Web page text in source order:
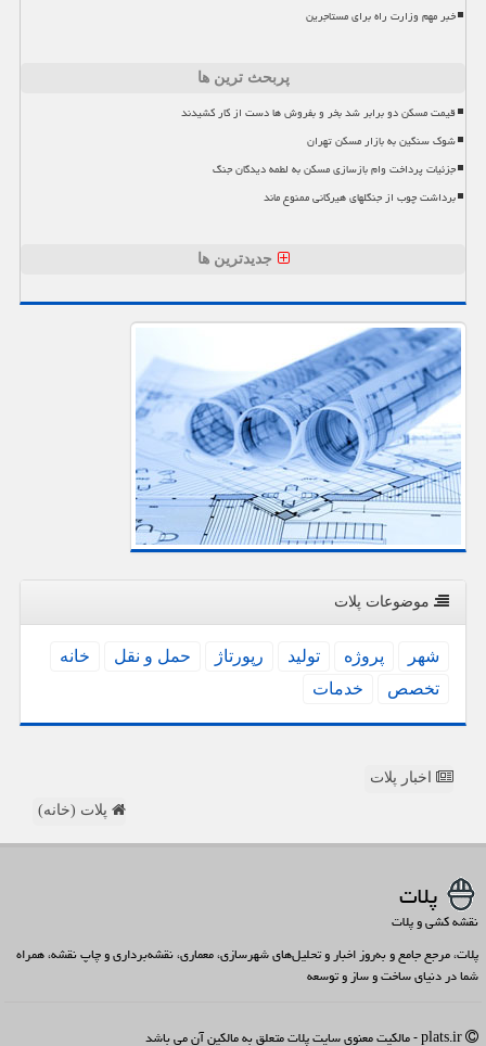
خبر مهم وزارت راه برای مستاجرین
پربحث ترین ها
قیمت مسکن دو برابر شد بخر و بفروش ها دست از کار کشیدند
شوک سنگین به بازار مسکن تهران
جزئیات پرداخت وام بازسازی مسکن به لطمه دیدگان جنگ
برداشت چوب از جنگلهای هیرکانی ممنوع ماند
جدیدترین ها
موضوعات پلات
شهر پروژه تولید رپورتاژ حمل و نقل
خانه
تخصص
خدمات
اخبار پلات
پلات (خانه)
پلات
نقشه کشی و پلات
پلات، مرجع جامع و به‌روز اخبار و تحلیل‌های شهرسازی، معماری، نقشه‌برداری و چاپ نقشه، همراه
شما در دنیای ساخت و ساز و توسعه